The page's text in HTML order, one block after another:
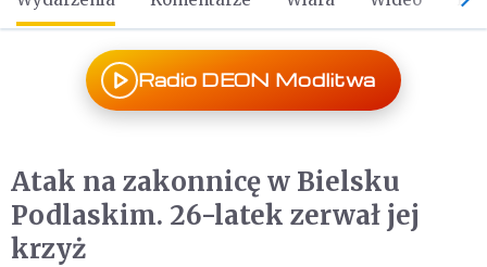
Radio DEON Modlitwa
Atak na zakonnicę w Bielsku
Podlaskim. 26-latek zerwał jej
krzyż